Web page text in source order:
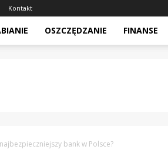
Kontakt
OSZCZĘDZANIE FINANSE
bank w Polsce?